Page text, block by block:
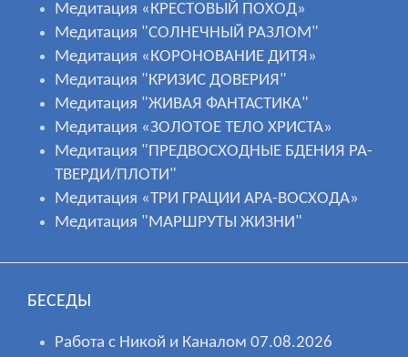
Медитация «КРЕСТОВЫЙ ПОХОД»
Медитация "СОЛНЕЧНЫЙ РАЗЛОМ"
Медитация «КОРОНОВАНИЕ ДИТЯ»
Медитация "КРИЗИС ДОВЕРИЯ"
Медитация "ЖИВАЯ ФАНТАСТИКА"
Медитация «ЗОЛОТОЕ ТЕЛО ХРИСТА»
Медитация "ПРЕДВОСХОДНЫЕ БДЕНИЯ РА-
ТВЕРДИ/ПЛОТИ"
Медитация «ТРИ ГРАЦИИ АРА-ВОСХОДА»
Медитация "МАРШРУТЫ ЖИЗНИ"
БЕСЕДЫ
Работа с Никой и Каналом 07.08.2026